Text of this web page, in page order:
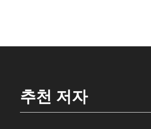
추천 저자